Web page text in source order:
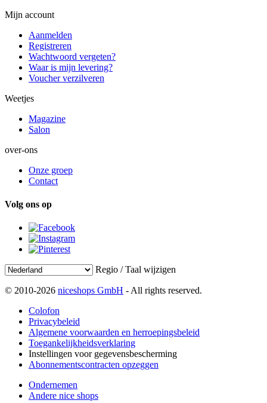
Mijn account
Aanmelden
Registreren
Wachtwoord vergeten?
Waar is mijn levering?
Voucher verzilveren
Weetjes
Magazine
Salon
over-ons
Onze groep
Contact
Volg ons op
Regio / Taal wijzigen
© 2010-2026 niceshops GmbH - All rights reserved.
Colofon
Privacybeleid
Algemene voorwaarden en herroepingsbeleid
Toegankelijkheidsverklaring
Instellingen voor gegevensbescherming
Abonnementscontracten opzeggen
Ondernemen
Andere nice shops